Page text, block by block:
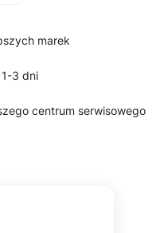
marek
3 dni
centrum serwisowego